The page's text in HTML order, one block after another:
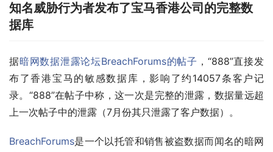
知名威胁行为者发布了宝马香港公司的完整数
据库
据暗网数据泄露论坛BreachForums的帖子 ，“888”直接发
布了香港宝马的敏感数据库，影响了约14057条客户记
录。“888”在帖子中称，这一次是完整的泄露，数据量远超
上一次帖子中的泄露（7月份其只泄露了客户数据）。
BreachForums是一个以托管和销售被盗数据而闻名的暗网